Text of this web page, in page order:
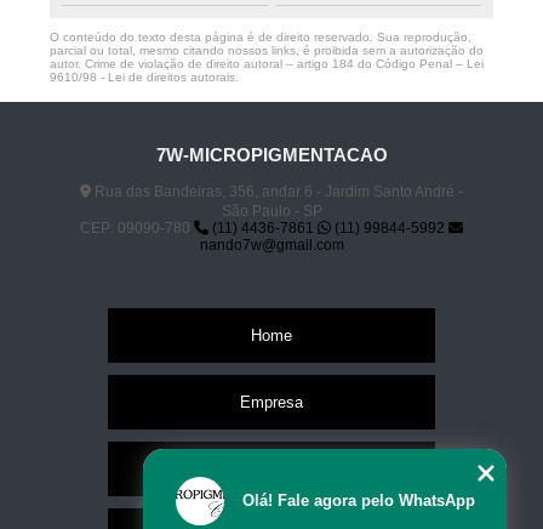
O conteúdo do texto desta página é de direito reservado. Sua reprodução,
parcial ou total, mesmo citando nossos links, é proibida sem a autorização do
autor. Crime de violação de direito autoral – artigo 184 do Código Penal – Lei
9610/98 - Lei de direitos autorais
7W-MICROPIGMENTACAO
Rua das Bandeiras, 356, andar 6 - Jardim Santo André -
São Paulo - SP
CEP: 09090-780
(11) 4436-7861
(11) 99844-5992
nando7w@gmail.com
Home
Empresa
Olá! Fale agora pelo WhatsApp